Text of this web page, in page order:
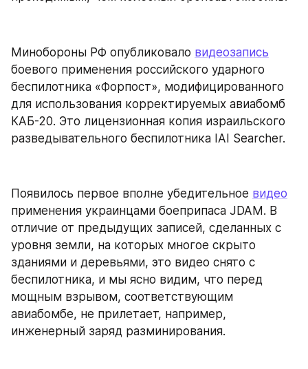
Минобороны РФ опубликовало видеозапись
боевого применения российского ударного
беспилотника «Форпост», модифицированного
для использования корректируемых авиабомб
КАБ-20. Это лицензионная копия израильского
разведывательного беспилотника IAI Searcher.
Появилось первое вполне убедительное видео
применения украинцами боеприпаса JDAM. В
отличие от предыдущих записей, сделанных с
уровня земли, на которых многое скрыто
зданиями и деревьями, это видео снято с
беспилотника, и мы ясно видим, что перед
мощным взрывом, соответствующим
авиабомбе, не прилетает, например,
инженерный заряд разминирования.